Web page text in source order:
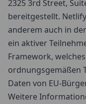
2325 3rd Street,
bereitgestellt.
anderem auch in
ein aktiver
Framework,
ordnungsgemäßen
Daten von EU-
Weitere